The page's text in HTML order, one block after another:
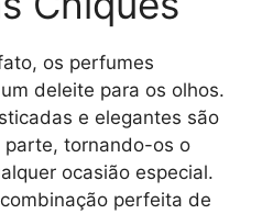
os perfumes
deleite para os olhos.
e elegantes são
parte, tornando-os o
ocasião especial.
perfeita de